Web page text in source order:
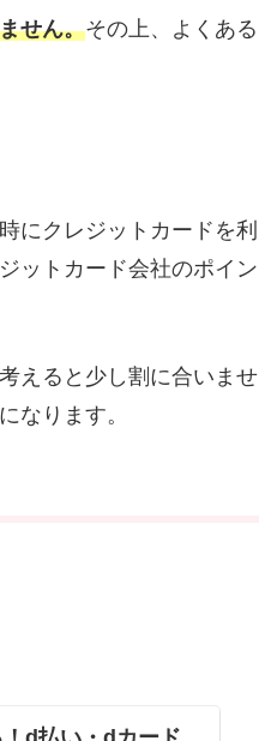
せん。その上、よくある
にクレジットカードを利
ットカード会社のポイン
えると少し割に合いませ
なります。